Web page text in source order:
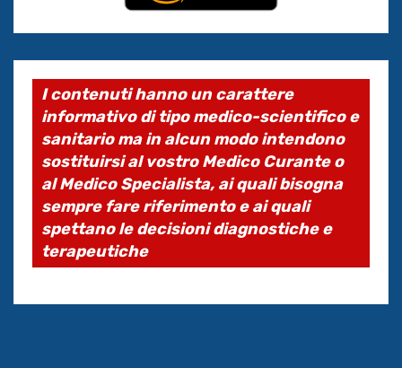
I contenuti hanno un carattere
informativo di tipo medico-scientifico e
sanitario ma in alcun modo intendono
sostituirsi al vostro Medico Curante o
al Medico Specialista, ai quali bisogna
sempre fare riferimento e ai quali
spettano le decisioni diagnostiche e
terapeutiche